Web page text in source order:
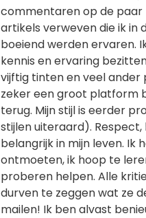
commentaren op de paar
artikels verweven die ik in
boeiend werden ervaren.
kennis en ervaring
vijftig tinten en veel
zeker een groot platform
terug. Mijn stijl is eerder
stijlen uiteraard).
belangrijk in mijn leven. Ik
ontmoeten, ik hoop te
proberen helpen. Alle
durven te zeggen wat ze
mailen! Ik ben alvast